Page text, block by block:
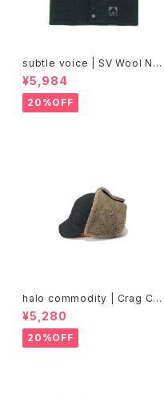
subtle voice | SV Wool Ne
ck Wrap Short
¥5,984
20%OFF
halo commodity | Crag Ca
p
¥5,280
20%OFF